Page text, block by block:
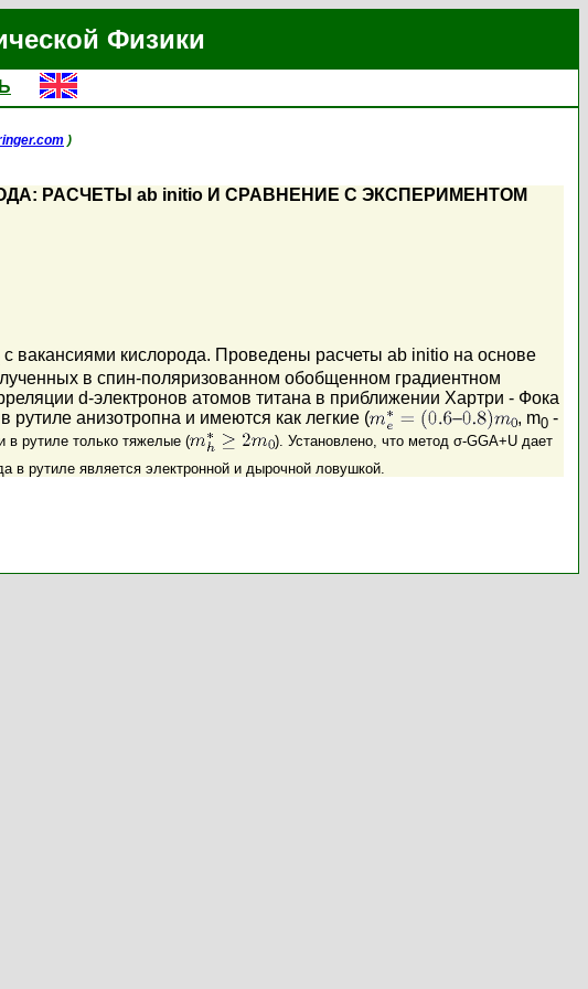
Физики
)
РАСЧЕТЫ ab initio И СРАВНЕНИЕ С ЭКСПЕРИМЕНТОМ
с вакансиями кислорода. Проведены расчеты ab initio на основе
в спин-поляризованном обобщенном градиентном
d-электронов атомов титана в приближении Хартри - Фока
анизотропна и имеются как легкие (
, m0 -
в рутиле только тяжелые (
). Установлено, что метод σ-GGA+U дает
в рутиле является электронной и дырочной ловушкой.